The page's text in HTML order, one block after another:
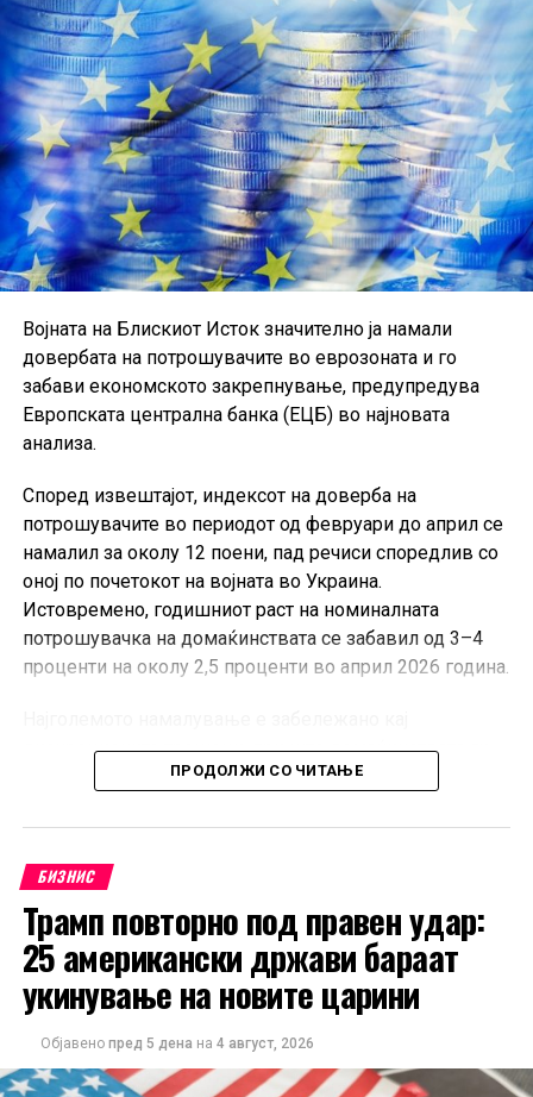
постепено закрепнува, иако аналитичарите
предупредуваат дека одржливоста на растот ќе
зависи од идната побарувачка и глобалните
економски услови.
Војната на Блискиот Исток значително ја намали
довербата на потрошувачите во еврозоната и го
забави економското закрепнување, предупредува
Европската централна банка (ЕЦБ) во најновата
анализа.
Според извештајот, индексот на доверба на
потрошувачите во периодот од февруари до април се
намалил за околу 12 поени, пад речиси споредлив со
оној по почетокот на војната во Украина.
Истовремено, годишниот раст на номиналната
потрошувачка на домаќинствата се забавил од 3–4
проценти на околу 2,5 проценти во април 2026 година.
дискреционите трошоци, при што домаќинствата ги
одложуваат купувањата на луксузна облека, обувки,
Домаќинствата со повисоки приходи најмногу ја
намалиле ваквата потрошувачка поради зголемената
неизвесност, додека оние со пониски примања ги
крателе трошоците за трајни добра, ресторани и
кафулиња.
Единствената категорија со раст на трошоците
цени на горивата и транспортот.
ПРОДОЛЖИ СО ЧИТАЊЕ
БИЗНИС
Трамп повторно под правен удар:
25 американски држави бараат
укинување на новите царини
Објавено пред 5 дена на 4 август, 2026